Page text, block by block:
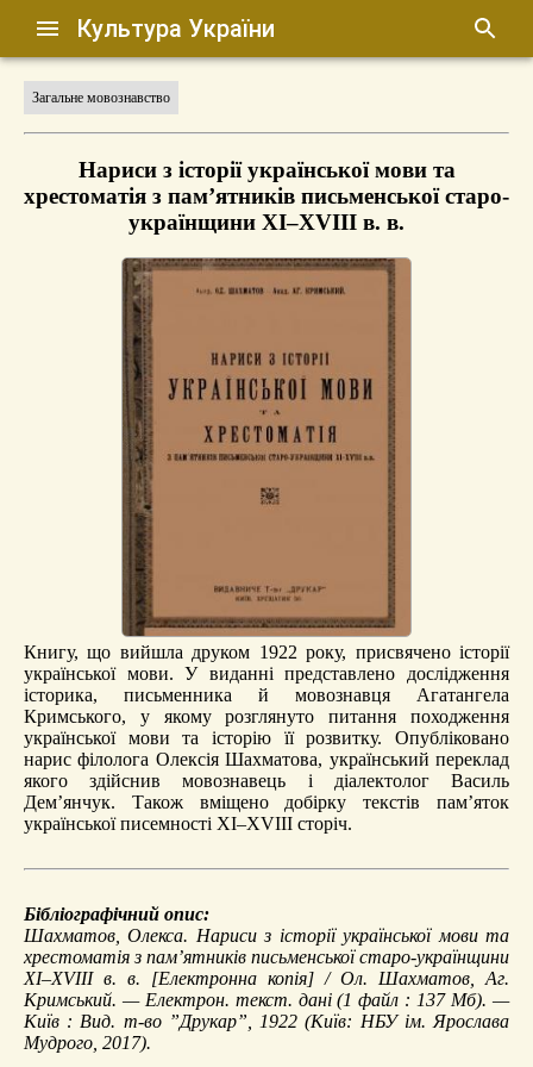
Культура України
Загальне мовознавство
Нариси з історії української мови та
хрестоматія з пам’ятників письменської старо-
українщини XI–XVIІI в. в.
Книгу, що вийшла друком 1922 року, присвячено історії
української мови. У виданні представлено дослідження
історика, письменника й мовознавця Агатангела
Кримського, у якому розглянуто питання походження
української мови та історію її розвитку. Опубліковано
нарис філолога Олексія Шахматова, український переклад
якого здійснив мовознавець і діалектолог Василь
Дем’янчук. Також вміщено добірку текстів пам’яток
української писемності ХІ–XVIII сторіч.
Бібліографічний опис:
Шахматов, Олекса. Нариси з історії української мови та
хрестоматія з пам’ятників письменської старо-українщини
XI–XVIІI в. в. [Електронна копія] / Ол. Шахматов, Аг.
Кримський. — Електрон. текст. дані (1 файл : 137 Мб). —
Київ : Вид. т-во ”Друкар”, 1922 (Київ: НБУ ім. Ярослава
Мудрого, 2017).